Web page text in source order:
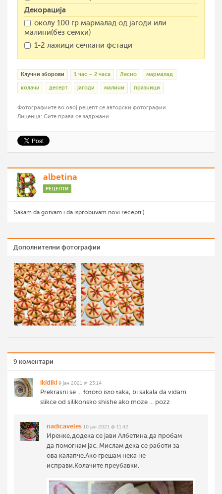
Декорација
околу 100 гр мармалад од јагоди или
малини(без семки)
1-2 лажици сечкани фстаци
Клучни зборови 1 час – 2 часа Лесно мармалад
колачи десерт јагоди малини празници
Фотографиите во овој рецепт се авторски фотографии.
Лиценца: Сите права се задржани
albetina
РЕЦЕПТИ
Sakam da gotvam i da isprobuvam novi recepti:)
Дополнителни фотографии
9 коментари
ikidiki 9 јан 2021 @ 23:14
Prekrasni se ... fototo isto taka, bi sakala da vidam
slikce od silikonsko shishe ako moze ... pozz
nadicaveles 10 јан 2021 @ 11:42
Иренке,додека се јави Албетина,да пробам
да помогнам јас. Мислам дека се работи за
ова калапче.Ако грешам нека не
исправи.Колачите преубавки.